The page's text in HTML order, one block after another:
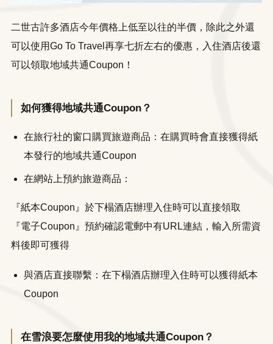
二世古許多酒店今年價格上低至以往的半價，除此之外還
可以使用Go To Travel再享七折左右的優惠，入住酒店後還
可以領取地域共通Coupon！
如何獲得地域共通Coupon？
在旅行社的窗口購買旅遊商品：在購買時會直接獲得紙
本發行的地域共通Coupon
在網站上預約旅遊商品：
『紙本Coupon』於下榻酒店辦理入住時可以直接領取
『電子Coupon』預約確認電郵中有URL連結，輸入所需資
料後即可獲得
與酒店直接聯繫：在下榻酒店辦理入住時可以獲得紙本
Coupon
在雪浪要怎麼使用我的地域共通Coupon？